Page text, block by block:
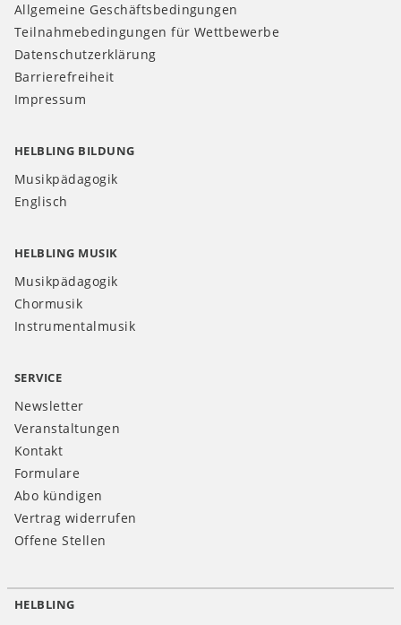
Allgemeine Geschäftsbedingungen
Teilnahmebedingungen für Wettbewerbe
Datenschutzerklärung
Barrierefreiheit
Impressum
HELBLING BILDUNG
Musikpädagogik
Englisch
HELBLING MUSIK
Musikpädagogik
Chormusik
Instrumentalmusik
SERVICE
Newsletter
Veranstaltungen
Kontakt
Formulare
Abo kündigen
Vertrag widerrufen
Offene Stellen
HELBLING